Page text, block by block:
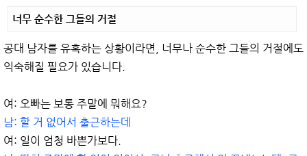
너무 순수한 그들의 거절
공대 남자를 유혹하는 상황이라면, 너무나 순수한 그들의 거절에도
익숙해질 필요가 있습니다.
여: 오빠는 보통 주말에 뭐해요?
남: 할 거 없어서 출근하는데
여: 일이 엄청 바쁜가보다.